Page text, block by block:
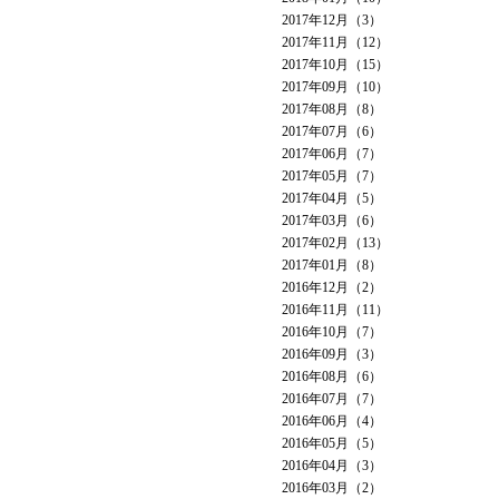
2017年12月（3）
2017年11月（12）
2017年10月（15）
2017年09月（10）
2017年08月（8）
2017年07月（6）
2017年06月（7）
2017年05月（7）
2017年04月（5）
2017年03月（6）
2017年02月（13）
2017年01月（8）
2016年12月（2）
2016年11月（11）
2016年10月（7）
2016年09月（3）
2016年08月（6）
2016年07月（7）
2016年06月（4）
2016年05月（5）
2016年04月（3）
2016年03月（2）